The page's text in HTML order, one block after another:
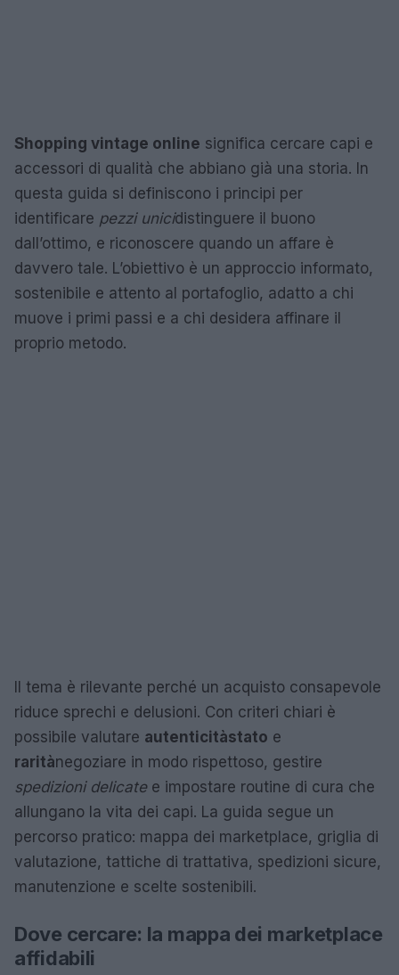
Shopping vintage online significa cercare capi e
accessori di qualità che abbiano già una storia. In
questa guida si definiscono i principi per
identificare pezzi unicidistinguere il buono
dall’ottimo, e riconoscere quando un affare è
davvero tale. L’obiettivo è un approccio informato,
sostenibile e attento al portafoglio, adatto a chi
muove i primi passi e a chi desidera affinare il
proprio metodo.
Il tema è rilevante perché un acquisto consapevole
riduce sprechi e delusioni. Con criteri chiari è
possibile valutare autenticitàstato e
raritànegoziare in modo rispettoso, gestire
spedizioni delicatee impostare routine di cura che
allungano la vita dei capi. La guida segue un
percorso pratico: mappa dei marketplace, griglia di
valutazione, tattiche di trattativa, spedizioni sicure,
manutenzione e scelte sostenibili.
Dove cercare: la mappa dei marketplace
affidabili